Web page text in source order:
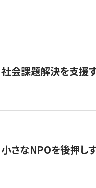
社会課題解決を支援
小さなNPOを後押し